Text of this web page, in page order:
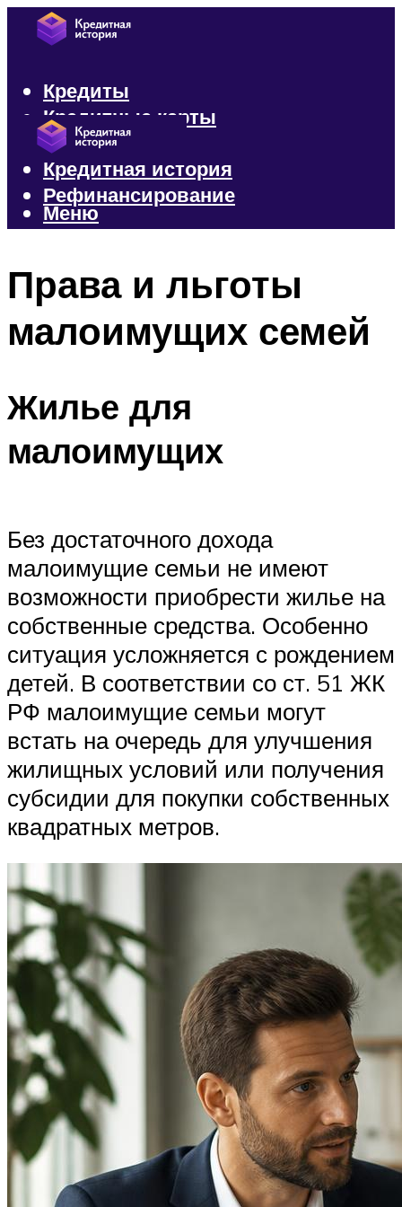
Кредиты
Кредитные карты
Микрозаймы
Кредитная история
Рефинансирование
Меню
Права и льготы
малоимущих семей
Жилье для
малоимущих
Без достаточного дохода
малоимущие семьи не имеют
возможности приобрести жилье на
собственные средства. Особенно
ситуация усложняется с рождением
детей. В соответствии со ст. 51 ЖК
РФ малоимущие семьи могут
встать на очередь для улучшения
жилищных условий или получения
субсидии для покупки собственных
квадратных метров.